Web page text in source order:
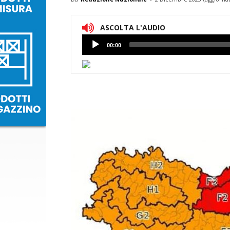
ASCOLTA L'AUDIO
Lettore
Audio
00:00